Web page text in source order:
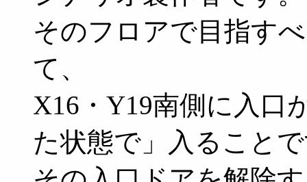
そのフロアで目指す
て、
X16・Y19南側に入口
た状態で」入ること